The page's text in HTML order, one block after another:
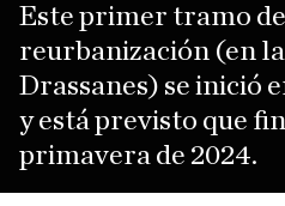
Este primer tramo
reurbanización (en la
Drassanes) se inició
y está previsto que
primavera de 2024.